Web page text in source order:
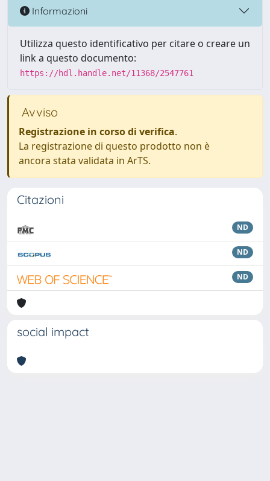
Informazioni
Utilizza questo identificativo per citare o creare un
link a questo documento:
https://hdl.handle.net/11368/2547761
Avviso
Registrazione in corso di verifica.
La registrazione di questo prodotto non è
ancora stata validata in ArTS.
Citazioni
ND
ND
ND
social impact